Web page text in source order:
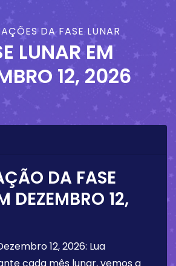
DA FASE LUNAR
LUNAR EM
12, 2026
DA FASE
DEZEMBRO 12,
12, 2026: Lua